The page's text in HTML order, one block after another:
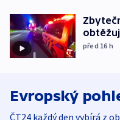
před 16 h
Evropský
ČT24 každý den vybírá z